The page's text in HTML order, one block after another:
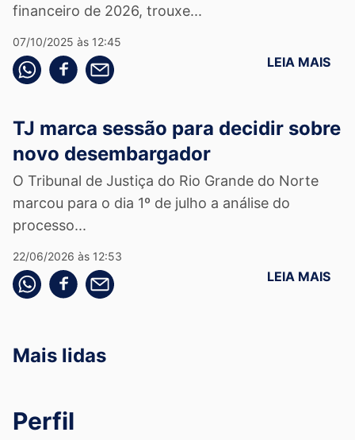
financeiro de 2026, trouxe...
07/10/2025 às 12:45
Compartilhe pelo whatsapp
Compartilhar no facebook
Compartilhe pelo email LEIA MAIS
TJ marca sessão para decidir sobre
novo desembargador
O Tribunal de Justiça do Rio Grande do Norte
marcou para o dia 1º de julho a análise do
processo...
22/06/2026 às 12:53
Compartilhe pelo whatsapp
Compartilhar no facebook
Compartilhe pelo email LEIA MAIS
Mais lidas
Perfil